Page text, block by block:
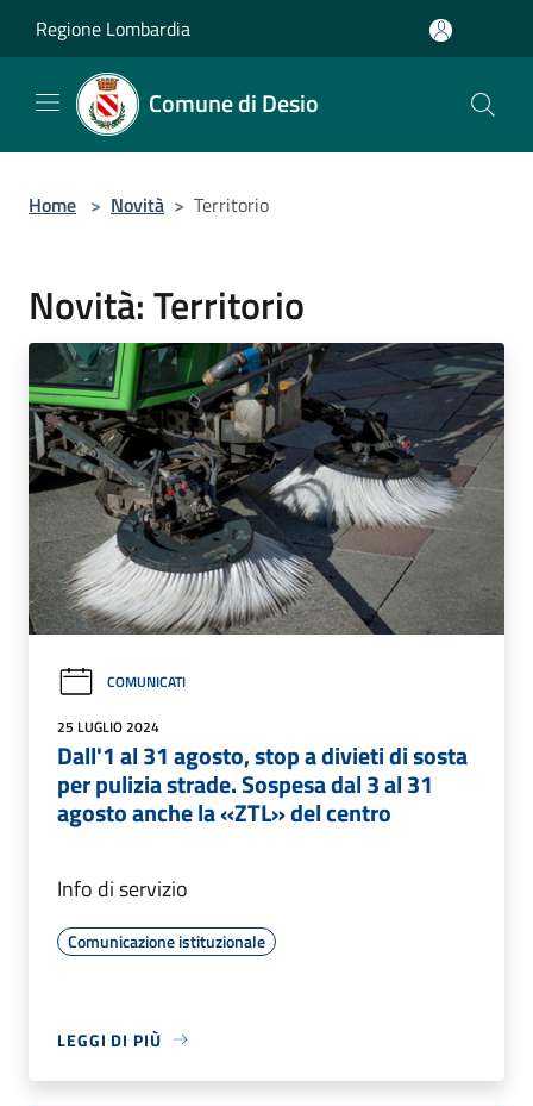
Regione Lombardia
Comune di Desio
Home > Novità > Territorio
Novità: Territorio
COMUNICATI
25 LUGLIO 2024
Dall'1 al 31 agosto, stop a divieti di sosta
per pulizia strade. Sospesa dal 3 al 31
agosto anche la «ZTL» del centro
Info di servizio
Comunicazione istituzionale
LEGGI DI PIÙ